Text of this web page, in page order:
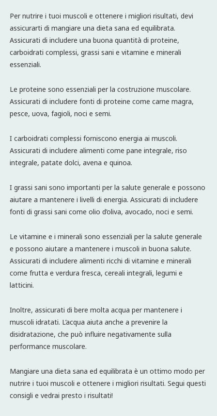
Per nutrire i tuoi muscoli e ottenere i migliori risultati, devi
assicurarti di mangiare una dieta sana ed equilibrata.
Assicurati di includere una buona quantità di proteine,
carboidrati complessi, grassi sani e vitamine e minerali
essenziali.
Le proteine sono essenziali per la costruzione muscolare.
Assicurati di includere fonti di proteine come carne magra,
pesce, uova, fagioli, noci e semi.
I carboidrati complessi forniscono energia ai muscoli.
Assicurati di includere alimenti come pane integrale, riso
integrale, patate dolci, avena e quinoa.
I grassi sani sono importanti per la salute generale e possono
aiutare a mantenere i livelli di energia. Assicurati di includere
fonti di grassi sani come olio d’oliva, avocado, noci e semi.
Le vitamine e i minerali sono essenziali per la salute generale
e possono aiutare a mantenere i muscoli in buona salute.
Assicurati di includere alimenti ricchi di vitamine e minerali
come frutta e verdura fresca, cereali integrali, legumi e
latticini.
Inoltre, assicurati di bere molta acqua per mantenere i
muscoli idratati. L’acqua aiuta anche a prevenire la
disidratazione, che può influire negativamente sulla
performance muscolare.
Mangiare una dieta sana ed equilibrata è un ottimo modo per
nutrire i tuoi muscoli e ottenere i migliori risultati. Segui questi
consigli e vedrai presto i risultati!